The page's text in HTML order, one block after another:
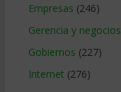
Empresas (246)
Gerencia y negocios
Gobiernos (227)
Internet (276)